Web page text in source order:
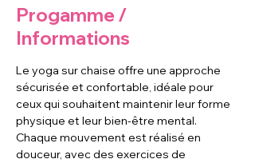
Progamme /
Informations
Le yoga sur chaise offre une approche
sécurisée et confortable, idéale pour
ceux qui souhaitent maintenir leur forme
physique et leur bien-être mental.
Chaque mouvement est réalisé en
douceur, avec des exercices de